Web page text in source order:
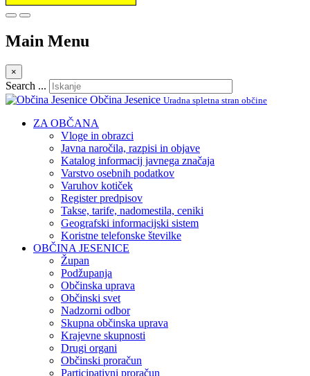
Prosimo,
upoštevajte:
spletno
vključuje
sistem
dostopnosti.
Main Menu
×
Search ...
Občina Jesenice Uradna spletna stran občine
ZA OBČANA
Vloge in obrazci
Javna naročila, razpisi in objave
Katalog informacij javnega značaja
Varstvo osebnih podatkov
Varuhov kotiček
Register predpisov
Takse, tarife, nadomestila, ceniki
Geografski informacijski sistem
Koristne telefonske številke
OBČINA JESENICE
Župan
Podžupanja
Občinska uprava
Občinski svet
Nadzorni odbor
Skupna občinska uprava
Krajevne skupnosti
Drugi organi
Občinski proračun
Participativni proračun